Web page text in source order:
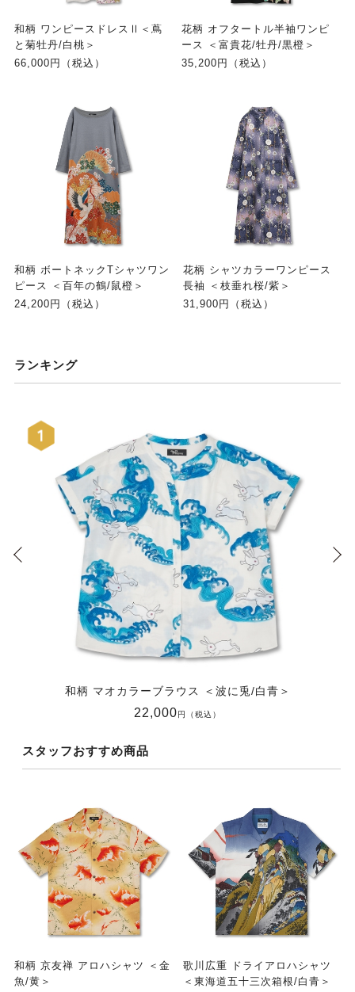
和柄 ワンピースドレスⅡ＜蔦
と菊牡丹/白桃＞
66,000円（税込）
花柄 オフタートル半袖ワンピ
ース ＜富貴花/牡丹/黒橙＞
35,200円（税込）
和柄 ボートネックTシャツワン
ピース ＜百年の鶴/鼠橙＞
24,200円（税込）
花柄 シャツカラーワンピース
長袖 ＜枝垂れ桜/紫＞
31,900円（税込）
ランキング
和柄 マオカラーブラウス ＜波に兎/白青＞
22,000円（税込）
スタッフおすすめ商品
和柄 京友禅 アロハシャツ ＜金
魚/黄＞
歌川広重 ドライアロハシャツ
＜東海道五十三次箱根/白青＞